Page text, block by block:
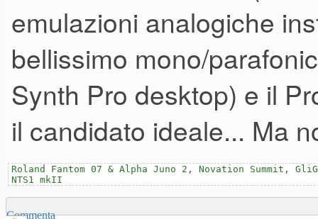
questo synth può rendere al
programmarlo a dovere.
Ho la sensazione che lo
E non suona bene "per il
VCO con queste
esborsi) ma suona bene - e
che sa fare.
L'importante è che chi lo
Prophet, sia consapevole
emulazioni analogiche
bellissimo mono/
Synth Pro desktop) e il
il candidato ideale... Ma
Roland Fantom 07 & Alpha Juno 2, Novation Summit,
NTS1 mkII
Commenta